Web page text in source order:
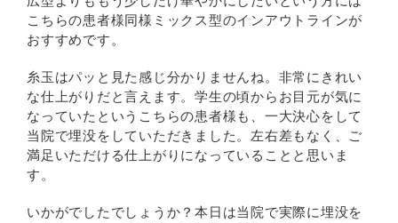
こちらの患者様同様ミックス型のインアウトラインが
おすすめです。
糸玉はパッと見た感じ分かりませんね。非常にきれい
な仕上がりだと言えます。学生の頃からお目元が気に
なっていたというこちらの患者様も、一大決心をして
当院で埋没をしていただきました。左右差もなく、ご
満足いただける仕上がりになっていることと思いま
す。
いかがでしたでしょうか？本日は当院で実際に埋没を